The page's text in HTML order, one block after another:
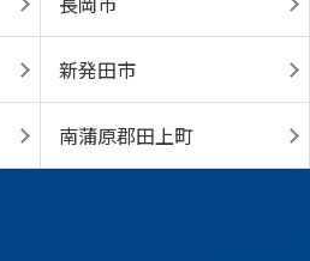
新発田市
南蒲原郡田上町